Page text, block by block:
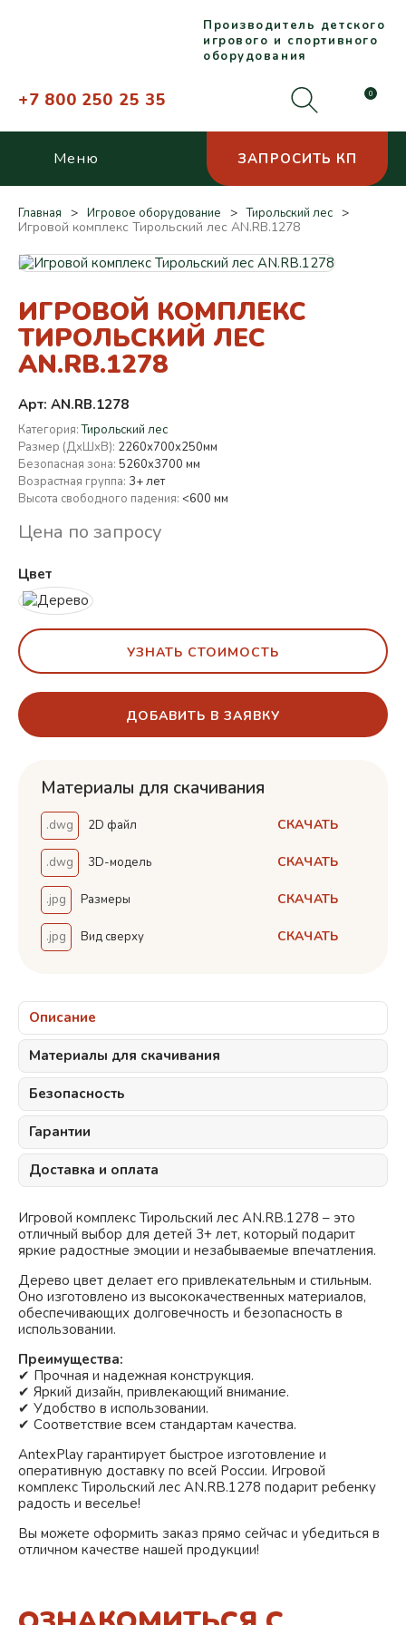
Производитель детского
игрового и спортивного
оборудования
+7 800 250 25 35 0
Меню ЗАПРОСИТЬ КП
Главная Игровое оборудование Тирольский лес
Игровой комплекс Тирольский лес AN.RB.1278
ИГРОВОЙ КОМПЛЕКС
ТИРОЛЬСКИЙ ЛЕС
AN.RB.1278
Арт: AN.RB.1278
Категория: Тирольский лес
Размер (ДхШхВ): 2260х700х250мм
Безопасная зона: 5260x3700 мм
Возрастная группа: 3+ лет
Высота свободного падения: <600 мм
Цена по запросу
Цвет
УЗНАТЬ СТОИМОСТЬ
ДОБАВИТЬ В ЗАЯВКУ
Материалы для скачивания
.dwg 2D файл СКАЧАТЬ
.dwg 3D-модель СКАЧАТЬ
.jpg Размеры СКАЧАТЬ
.jpg Вид сверху СКАЧАТЬ
Описание
Материалы для скачивания
Безопасность
Гарантии
Доставка и оплата
Игровой комплекс Тирольский лес AN.RB.1278 – это
отличный выбор для детей 3+ лет, который подарит
яркие радостные эмоции и незабываемые впечатления.
Дерево цвет делает его привлекательным и стильным.
Оно изготовлено из высококачественных материалов,
обеспечивающих долговечность и безопасность в
использовании.
Преимущества:
✔ Прочная и надежная конструкция.
✔ Яркий дизайн, привлекающий внимание.
✔ Удобство в использовании.
✔ Соответствие всем стандартам качества.
AntexPlay гарантирует быстрое изготовление и
оперативную доставку по всей России. Игровой
комплекс Тирольский лес AN.RB.1278 подарит ребенку
радость и веселье!
Вы можете оформить заказ прямо сейчас и убедиться в
отличном качестве нашей продукции!